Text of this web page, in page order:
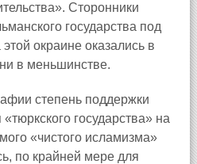
Сторонники
государства под
окраине оказались в
в меньшинстве.
степень поддержки
государства» на
«чистого исламизма»
по крайней мере для